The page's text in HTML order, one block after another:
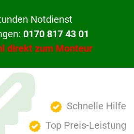
Notdienst
0170 817 43 01
direkt zum Monteur
Schnelle Hilfe
Top Preis-Leistung